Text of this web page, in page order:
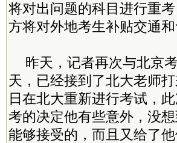
将对出问题的科目进行重
方将对外地考生补贴交通和
昨天，记者再次与北京
天，已经接到了北大老师
日在北大重新进行考试，
考的决定他有些意外，没
能够接受的，而且又给了